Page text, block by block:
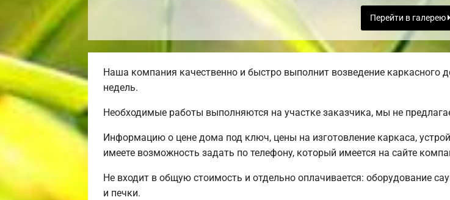
Перейти в галерею
Наша компания качественно и быстро выполнит возведение каркасного
недель.
Необходимые работы выполняются на участке заказчика, мы не
Информацию о цене дома под ключ, цены на изготовление каркаса,
имеете возможность задать по телефону, который имеется на сайте
Не входит в общую стоимость и отдельно оплачивается: оборудование
и печки.